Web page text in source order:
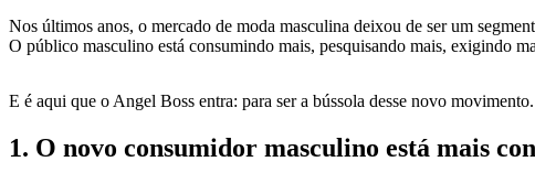
Nos últimos anos, o mercado de moda masculina deixou de ser um
O público masculino está consumindo mais, pesquisando mais, exigindo
E é aqui que o Angel Boss entra: para ser a bússola desse novo movimento.
1. O novo consumidor masculino está mais